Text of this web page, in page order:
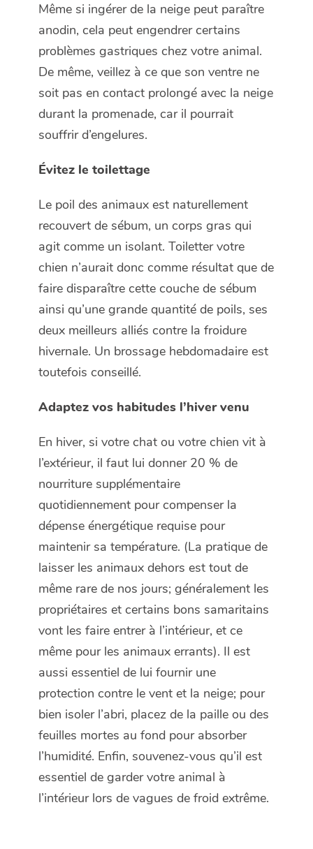
Même si ingérer de la neige peut paraître
anodin, cela peut engendrer certains
problèmes gastriques chez votre animal.
De même, veillez à ce que son ventre ne
soit pas en contact prolongé avec la neige
durant la promenade, car il pourrait
souffrir d’engelures.
Évitez le toilettage
Le poil des animaux est naturellement
recouvert de sébum, un corps gras qui
agit comme un isolant. Toiletter votre
chien n’aurait donc comme résultat que de
faire disparaître cette couche de sébum
ainsi qu’une grande quantité de poils, ses
deux meilleurs alliés contre la froidure
hivernale. Un brossage hebdomadaire est
toutefois conseillé.
Adaptez vos habitudes l’hiver venu
En hiver, si votre chat ou votre chien vit à
l’extérieur, il faut lui donner 20 % de
nourriture supplémentaire
quotidiennement pour compenser la
dépense énergétique requise pour
maintenir sa température. (La pratique de
laisser les animaux dehors est tout de
même rare de nos jours; généralement les
propriétaires et certains bons samaritains
vont les faire entrer à l’intérieur, et ce
même pour les animaux errants). Il est
aussi essentiel de lui fournir une
protection contre le vent et la neige; pour
bien isoler l’abri, placez de la paille ou des
feuilles mortes au fond pour absorber
l’humidité. Enfin, souvenez-vous qu’il est
essentiel de garder votre animal à
l’intérieur lors de vagues de froid extrême.